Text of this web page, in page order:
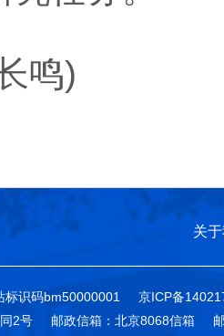
)
关
标识码bm50000001
京ICP备
2号
邮政信箱：北京8068信箱